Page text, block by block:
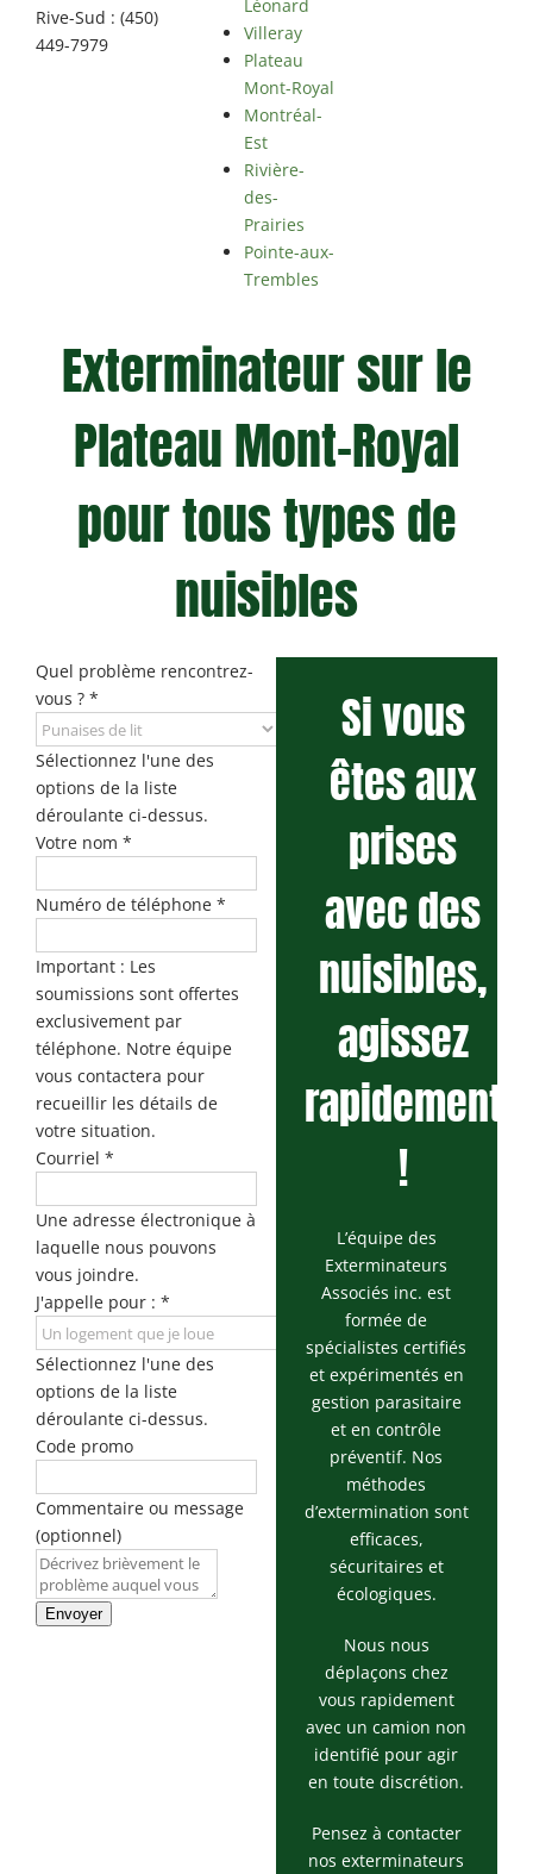
Rive-Sud : (450)
449-7979
Léonard
Villeray
Plateau
Mont-Royal
Montréal-
Est
Rivière-
des-
Prairies
Pointe-aux-
Trembles
Exterminateur sur le
Plateau Mont-Royal
pour tous types de
nuisibles
Quel problème rencontrez-
vous ? *
Sélectionnez l'une des
options de la liste
déroulante ci-dessus.
Votre nom *
Numéro de téléphone *
Important : Les
soumissions sont offertes
exclusivement par
téléphone. Notre équipe
vous contactera pour
recueillir les détails de
votre situation.
Courriel *
Une adresse électronique à
laquelle nous pouvons
vous joindre.
J'appelle pour : *
Sélectionnez l'une des
options de la liste
déroulante ci-dessus.
Code promo
Commentaire ou message
(optionnel)
Envoyer
Si vous
êtes aux
prises
avec des
nuisibles,
agissez
rapidement
!
L’équipe des
Exterminateurs
Associés inc. est
formée de
spécialistes certifiés
et expérimentés en
gestion parasitaire
et en contrôle
préventif. Nos
méthodes
d’extermination sont
efficaces,
sécuritaires et
écologiques.
Nous nous
déplaçons chez
vous rapidement
avec un camion non
identifié pour agir
en toute discrétion.
Pensez à contacter
nos exterminateurs